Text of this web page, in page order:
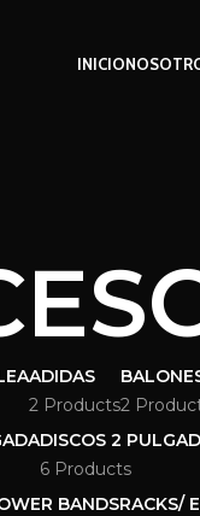
INICIO
ADIDAS
2 Products2
DISCOS 2
6 Products
BANDSRACKS/